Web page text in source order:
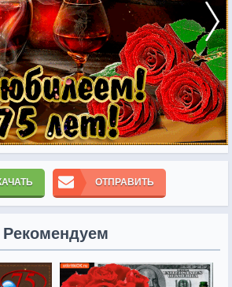
ОТПРАВИТЬ
Рекомендуем